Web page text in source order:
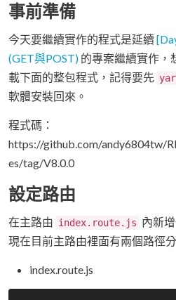
事前準備
今天要繼續實作的程式是延續
(GET與POST) 的專案繼續實作，
載下面的整包程式，記得要先
軟體安裝回來。
程式碼：
https://github.com/andy6804tw/
es/tag/V8.0.0
設定路由
在主路由 index.route.js 內新
現在目前主路由裡面有兩個路徑
index.route.js